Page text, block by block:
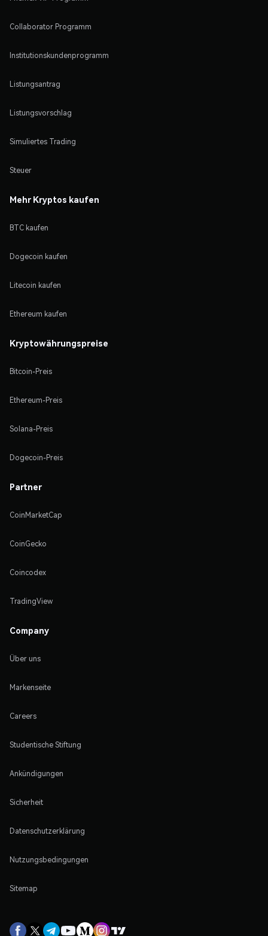
Collaborator Programm
Institutionskundenprogramm
Listungsantrag
Listungsvorschlag
Simuliertes Trading
Steuer
Mehr Kryptos kaufen
BTC kaufen
Dogecoin kaufen
Litecoin kaufen
Ethereum kaufen
Kryptowährungspreise
Bitcoin-Preis
Ethereum-Preis
Solana-Preis
Dogecoin-Preis
Partner
CoinMarketCap
CoinGecko
Coincodex
TradingView
Company
Über uns
Markenseite
Careers
Studentische Stiftung
Ankündigungen
Sicherheit
Datenschutzerklärung
Nutzungsbedingungen
Sitemap